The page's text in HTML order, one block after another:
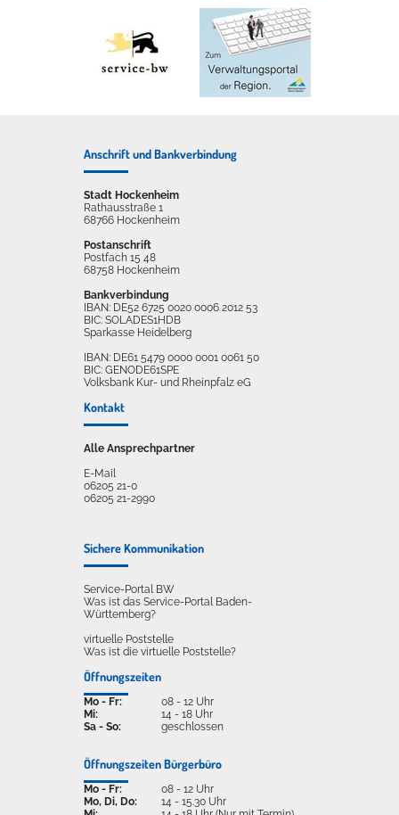
Anschrift und Bankverbindung
Stadt Hockenheim
Rathausstraße 1
68766 Hockenheim
Postanschrift
Postfach 15 48
68758 Hockenheim
Bankverbindung
IBAN: DE52 6725 0020 0006 2012 53
BIC: SOLADES1HDB
Sparkasse Heidelberg
IBAN: DE61 5479 0000 0001 0061 50
BIC: GENODE61SPE
Volksbank Kur- und Rheinpfalz eG
Kontakt
Alle Ansprechpartner
E-Mail
06205 21-0
06205 21-2990
Sichere Kommunikation
Service-Portal BW
Was ist das Service-Portal Baden-
Württemberg?
virtuelle Poststelle
Was ist die virtuelle Poststelle?
Öffnungszeiten
Mo - Fr:
Mi:
Sa - So:
08 - 12 Uhr
14 - 18 Uhr
geschlossen
Öffnungszeiten Bürgerbüro
Mo - Fr:
Mo, Di, Do:
08 - 12 Uhr
14 - 15.30 Uhr